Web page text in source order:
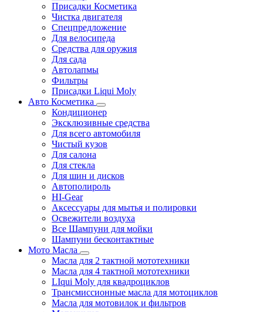
Присадки Косметика
Чистка двигателя
Спецпредложение
Для велосипеда
Средства для оружия
Для сада
Автолапмы
Фильтры
Присадки Liqui Moly
Авто Косметика
Кондиционер
Эксклюзивные средства
Для всего автомобиля
Чистый кузов
Для салона
Для стекла
Для шин и дисков
Автополироль
HI-Gear
Аксессуары для мытья и полировки
Освежители воздуха
Все Шампуни для мойки
Шампуни бесконтактные
Мото Масла
Масла для 2 тактной мототехники
Масла для 4 тактной мототехники
LIqui Moly для квадроциклов
Трансмиссионные масла для мотоциклов
Масла для мотовилок и фильтров